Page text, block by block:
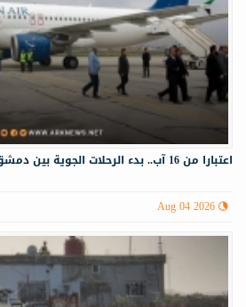
اعتبارا من 16 آب.. بدء الرحلات الجوية بين دمشق وموسكو
Aug 04 2026